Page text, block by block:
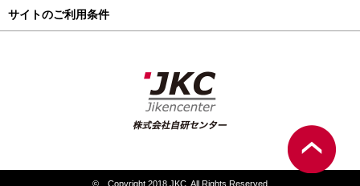
サイトのご利用条件
© Copyright 2018 JKC. All Rights Reserved